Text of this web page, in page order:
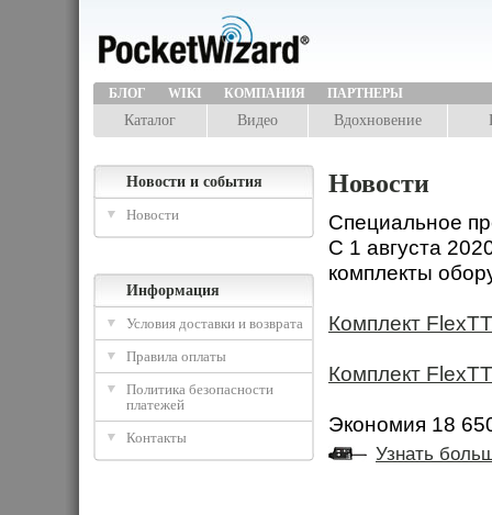
БЛОГ WIKI КОМПАНИЯ ПАРТНЕРЫ
Каталог Видео Вдохновение
Новости и события
Новости
Информация
Условия доставки и возврата
Правила оплаты
Политика безопасности
платежей
Контакты
Новости
Специальное
С 1 августа
комплекты
Комплект
Комплект
Экономия 18
Узнать